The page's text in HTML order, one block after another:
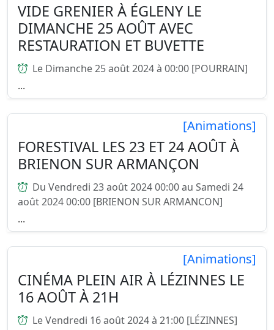
VIDE GRENIER À ÉGLENY LE
DIMANCHE 25 AOÛT AVEC
RESTAURATION ET BUVETTE
Le Dimanche 25 août 2024 à 00:00 [POURRAIN]
...
[Animations]
FORESTIVAL LES 23 ET 24 AOÛT À
BRIENON SUR ARMANÇON
Du Vendredi 23 août 2024 00:00 au Samedi 24
août 2024 00:00 [BRIENON SUR ARMANCON]
...
[Animations]
CINÉMA PLEIN AIR À LÉZINNES LE
16 AOÛT À 21H
Le Vendredi 16 août 2024 à 21:00 [LÉZINNES]